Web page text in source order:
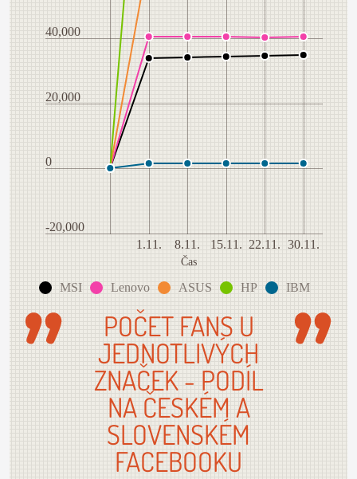
-20,000
0
20,000
40,000
1.11. 8.11. 15.11. 22.11. 30.11.
Čas
MSI Lenovo ASUS HP IBM
POČET FANS U
JEDNOTLIVÝCH
ZNAČEK - PODÍL
NA ČESKÉM A
SLOVENSKÉM
FACEBOOKU